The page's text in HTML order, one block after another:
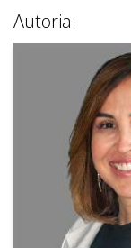
Autoria: